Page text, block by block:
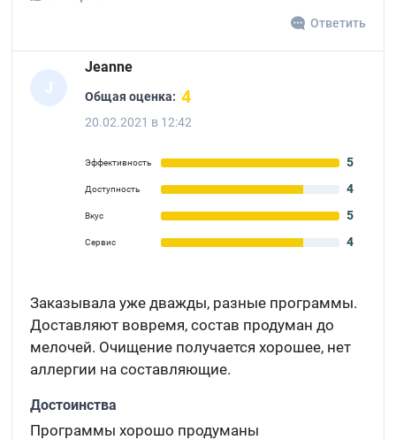
Ответить
J
Jeanne
Общая оценка: 4
20.02.2021 в 12:42
Эффективность 5
Доступность 4
Вкус 5
Сервис 4
Заказывала уже дважды, разные программы.
Доставляют вовремя, состав продуман до
мелочей. Очищение получается хорошее, нет
аллергии на составляющие.
Достоинства
Программы хорошо продуманы